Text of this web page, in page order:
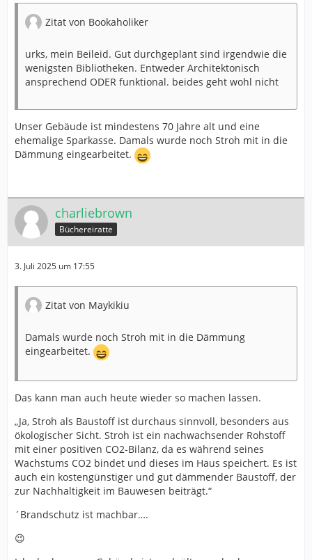
Zitat von Bookaholiker
urks, mein Beileid. Gut durchgeplant sind irgendwie die
wenigsten Bibliotheken. Entweder Architektonisch
ansprechend ODER funktional. beides geht wohl nicht
Unser Gebäude ist mindestens 70 Jahre alt und eine
ehemalige Sparkasse. Damals wurde noch Stroh mit in die
Dämmung eingearbeitet.
charliebrown
Büchereiratte
3. Juli 2025 um 17:55
Zitat von Maykikiu
Damals wurde noch Stroh mit in die Dämmung
eingearbeitet.
Das kann man auch heute wieder so machen lassen.
„Ja, Stroh als Baustoff ist durchaus sinnvoll, besonders aus
ökologischer Sicht. Stroh ist ein nachwachsender Rohstoff
mit einer positiven CO2-Bilanz, da es während seines
Wachstums CO2 bindet und dieses im Haus speichert. Es ist
auch ein kostengünstiger und gut dämmender Baustoff, der
zur Nachhaltigkeit im Bauwesen beiträgt.“
´Brandschutz ist machbar….
😉